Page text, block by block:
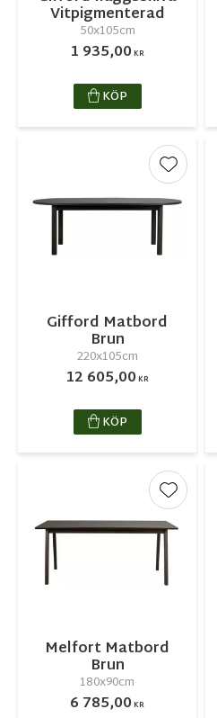
Vitpigmenterad
50x105cm
1 935,00KR
KÖP
Gifford Matbord
Brun
220x105cm
12 605,00KR
Lägg
KÖP
Melfort Matbord
Brun
180x90cm
6 785,00KR
Lägg